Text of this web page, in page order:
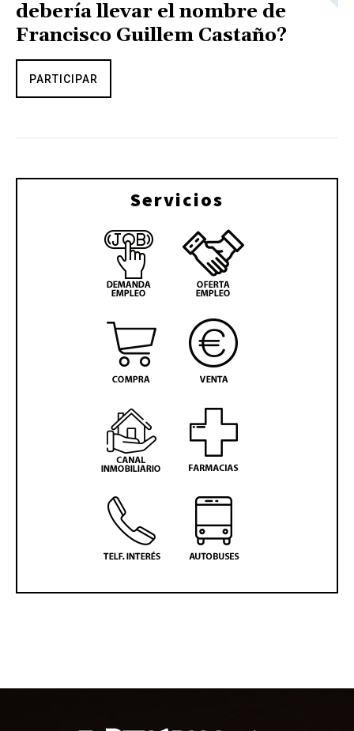
debería llevar el nombre de
Francisco Guillem Castaño?
PARTICIPAR
Servicios